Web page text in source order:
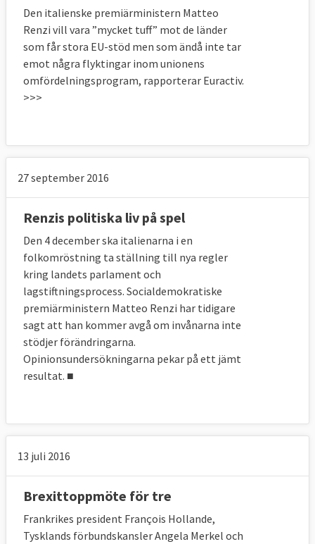
Den italienske premiärministern Matteo
Renzi vill vara ”mycket tuff” mot de länder
som får stora EU-stöd men som ändå inte tar
emot några flyktingar inom unionens
omfördelningsprogram, rapporterar Euractiv.
>>>
27 september 2016
Renzis politiska liv på spel
Den 4 december ska italienarna i en
folkomröstning ta ställning till nya regler
kring landets parlament och
lagstiftningsprocess. Socialdemokratiske
premiärministern Matteo Renzi har tidigare
sagt att han kommer avgå om invånarna inte
stödjer förändringarna.
Opinionsundersökningarna pekar på ett jämt
resultat. ■
13 juli 2016
Brexittoppmöte för tre
Frankrikes president François Hollande,
Tysklands förbundskansler Angela Merkel och